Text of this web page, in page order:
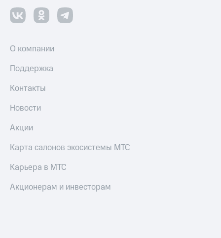
Акции
и
Все
О компании
Поддержка
Контакты
Новости
Акции
Карта салонов экосистемы МТС
Карьера в МТС
Акционерам и инвесторам